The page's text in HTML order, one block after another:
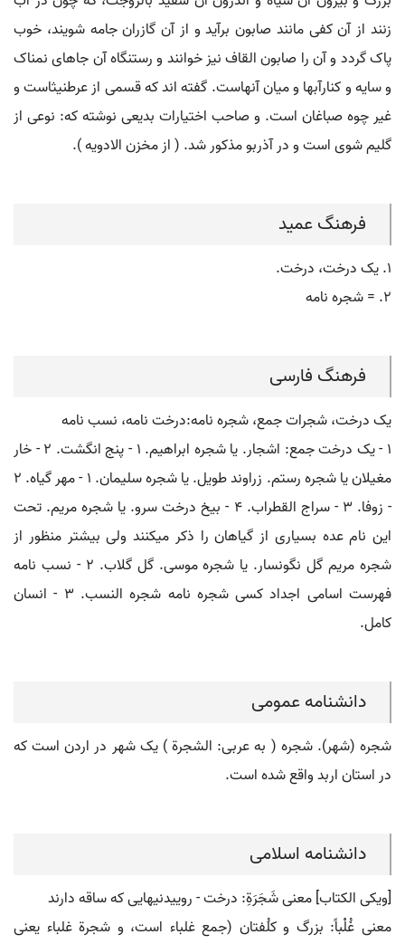
زنند از آن کفی مانند صابون برآید و از آن گازران جامه شویند، خوب
پاک گردد و آن را صابون القاف نیز خوانند و رستنگاه آن جاهای نمناک
و سایه و کنارآبها و میان آنهاست. گفته اند که قسمی از عرطنیثاست و
غیر چوه صباغان است. و صاحب اختیارات بدیعی نوشته که: نوعی از
گلیم شوی است و در آذربو مذکور شد. ( از مخزن الادویه ).
فرهنگ عمید
۱. یک درخت، درخت.
۲. = شجره نامه
فرهنگ فارسی
یک درخت، شجرات جمع، شجره نامه:درخت نامه، نسب نامه
۱ - یک درخت جمع: اشجار. یا شجره ابراهیم. ۱ - پنج انگشت. ۲ - خار
مغیلان یا شجره رستم. زراوند طویل. یا شجره سلیمان. ۱ - مهر گیاه. ۲
- زوفا. ۳ - سراج القطراب. ۴ - بیخ درخت سرو. یا شجره مریم. تحت
این نام عده بسیاری از گیاهان را ذکر میکنند ولی بیشتر منظور از
شجره مریم گل نگونسار. یا شجره موسی. گل گلاب. ۲ - نسب نامه
فهرست اسامی اجداد کسی شجره نامه شجره النسب. ۳ - انسان
کامل.
دانشنامه عمومی
شجره (شهر). شجره ( به عربی: الشجرة ) یک شهر در اردن است که
در استان اربد واقع شده است.
دانشنامه اسلامی
[ویکی الکتاب] معنی شَجَرَةِ: درخت - روییدنیهایی که ساقه دارند
معنی غُلْباً: بزرگ و کلُفتان (جمع غلباء است، و شجرة غلباء یعنی